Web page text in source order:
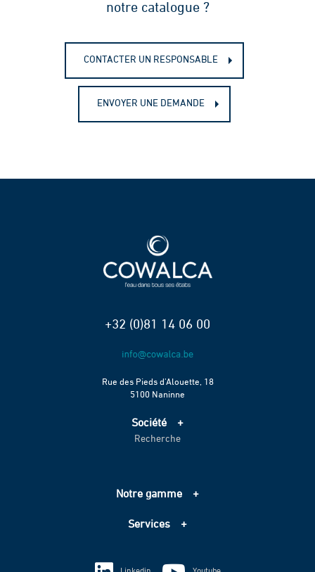
notre catalogue ?
CONTACTER UN RESPONSABLE
ENVOYER UNE DEMANDE
+32 (0)81 14 06 00
Rue des Pieds d’Alouette, 18
5100 Naninne
Société
Accueil
Échelle de performance CO2
Recherche
Notre gamme
Assainissement
Techniques spéciales
Services
Information sur les cookies